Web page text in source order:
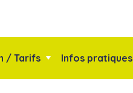
/ Tarifs Infos pratiques